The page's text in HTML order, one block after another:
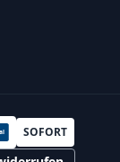
SOFORT